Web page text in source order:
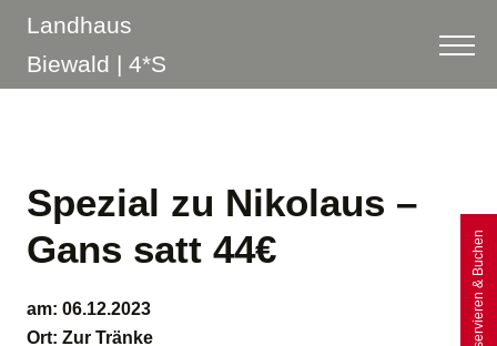
Spezial zu Nikolaus –
Gans satt 44€
am: 06.12.2023
Ort: Zur Tränke Reservieren & Buchen